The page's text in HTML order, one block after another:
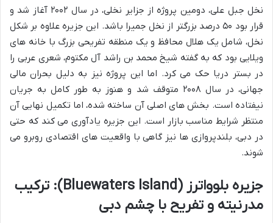
نخل جبل علی، دومین پروژه از جزایر نخلی، در سال ۲۰۰۲ آغاز شد و
قرار بود ۵۰ درصد بزرگتر از نخل جمیرا باشد. این جزیره علاوه بر شکل
نخل، شامل یک هلال محافظ و یک منطقه تفریحی بزرگ با خانه های
ویلایی بود که به گفته شیخ محمد بن راشد آل مکتوم، شعری عربی را
در بستر دریا حک می کرد. اما این پروژه نیز به دلیل بحران مالی
جهانی، در سال ۲۰۰۸ متوقف شد و هنوز به طور کامل به جریان
نیفتاده است. بخش های اصلی آن ساخته شده، اما تکمیل نهایی آن
منتظر شرایط مناسب بازار است. این جزیره یادآوری می کند که حتی
در دبی، بلندپروازی ها نیز گاهی با واقعیت های اقتصادی روبرو می
شوند.
جزیره بلوواترز (Bluewaters Island): ترکیب
مدرنیته و تفریح با چشم دبی